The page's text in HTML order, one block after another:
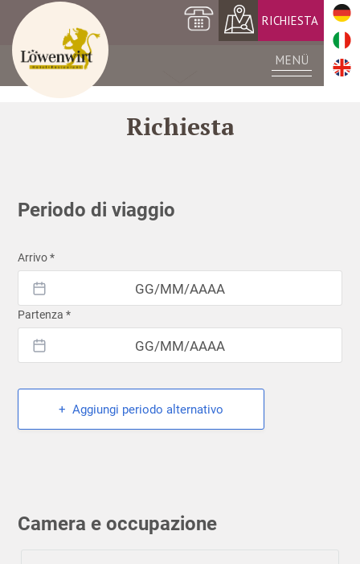
+39 0473 561420
MENÜ
RICHIESTA
Richiesta